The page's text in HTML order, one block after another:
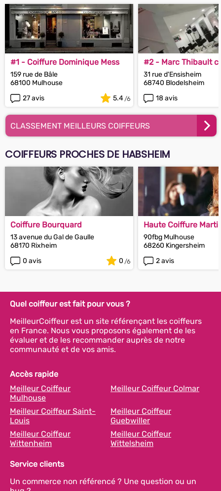
#1 - Coiffure Dominique Mess
159 rue de Bâle
68100 Mulhouse
27 avis
5.4
#2 - Marc Thibault
barbier
31 rue d'Ensisheim
68740 Blodelsheim
18 avis
CLASSEMENT MEILLEURS COIFFEURS
COIFFEURS PROCHES DE HABSHEIM
Coiffure Bourquard
13 avenue du Gal de Gaulle
68170 Rixheim
0 avis
0
Haute Coiffure
90fbg Mulhouse
68260 Kingersheim
2 avis
Quel coiffeur est fait pour vous ?
MeilleurCoiffeur est un site référençant les coiffeurs
en France. Nous vous proposons également de les
évaluer et de les recommander auprès de notre
communauté et de vos amis.
Accès rapide
Meilleur Coiffeur
Mulhouse
Meilleur Coiffeur Colmar
Meilleur Coiffeur Saint-
Louis
Meilleur Coiffeur
Guebwiller
Meilleur Coiffeur
Wittenheim
Meilleur Coiffeur
Wittelsheim
Service clients
Un commerce non référencé ? Une question ou un